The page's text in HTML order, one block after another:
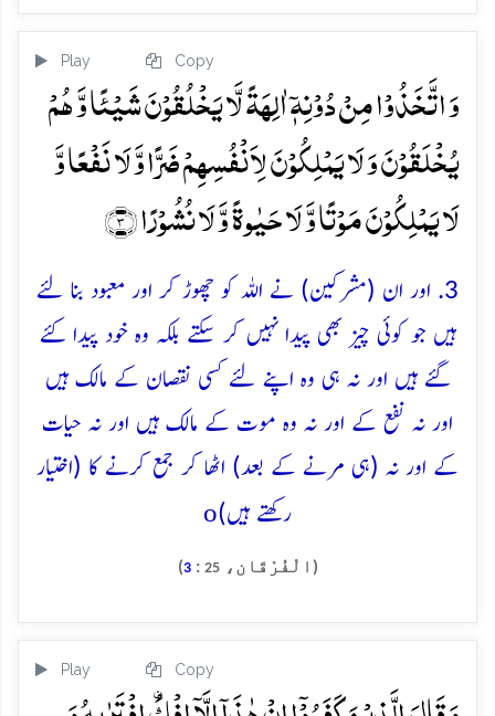
Play Copy
وَ اتَّخَذُوۡا مِنۡ دُوۡنِہٖۤ اٰلِہَۃً لَّا یَخۡلُقُوۡنَ شَیۡئًا وَّ ہُمۡ
یُخۡلَقُوۡنَ وَ لَا یَمۡلِکُوۡنَ لِاَنۡفُسِہِمۡ ضَرًّا وَّ لَا نَفۡعًا وَّ
لَا یَمۡلِکُوۡنَ مَوۡتًا وَّ لَا حَیٰوۃً وَّ لَا نُشُوۡرًا ﴿۳﴾
3. اور ان (مشرکین) نے اللہ کو چھوڑ کر اور معبود بنا لئے
ہیں جو کوئی چیز بھی پیدا نہیں کر سکتے بلکہ وہ خود پیدا کئے
گئے ہیں اور نہ ہی وہ اپنے لئے کسی نقصان کے مالک ہیں
اور نہ نفع کے اور نہ وہ موت کے مالک ہیں اور نہ حیات
کے اور نہ (ہی مرنے کے بعد) اٹھا کر جمع کرنے کا (اختیار
رکھتے ہیں)o
(الْفُرْقَان،25
:
3
)
Play Copy